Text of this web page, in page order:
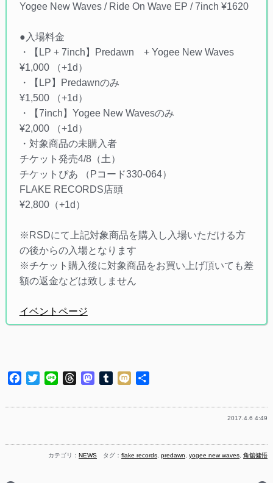
Yogee New Waves / Ride On Wave EP / 7inch ¥1620
●入場料金
・【LP + 7inch】Predawn + Yogee New Waves
¥1,000 （+1d）
・【LP】Predawnのみ
¥1,500 （+1d）
・【7inch】Yogee New Wavesのみ
¥2,000 （+1d）
・対象商品の未購入者
チケット発売4/8（土）
チケットぴあ （Pコード330-064）
FLAKE RECORDS店頭
¥2,800（+1d）
※RSDにて上記対象商品を購入し入場いただける方
の後からの入場となります
※チケット購入後に対象商品をお買い上げ頂いても差
額の返金などは致しません
イベントページ
Facebook
TwitterLine ThreadsMastodon
Tumblr
Mixi
2017.4.6 4:49
カテゴリ：NEWS タグ：flake records,predawn,yogee new waves,角舘健悟